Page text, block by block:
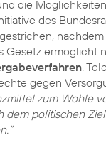
die
des
Gesetz ermöglicht
.
gegen
zum Wohle
dem politischen